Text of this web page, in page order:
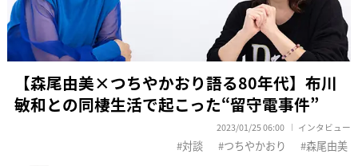
【森尾由美×つちやかおり語る80年代】布川
敏和との同棲生活で起こった“留守電事件”
2023/01/25 06:00 インタビュー
対談 つちやかおり 森尾由美